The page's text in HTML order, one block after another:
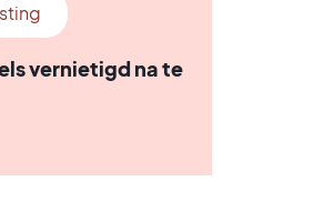
vernietigd na te